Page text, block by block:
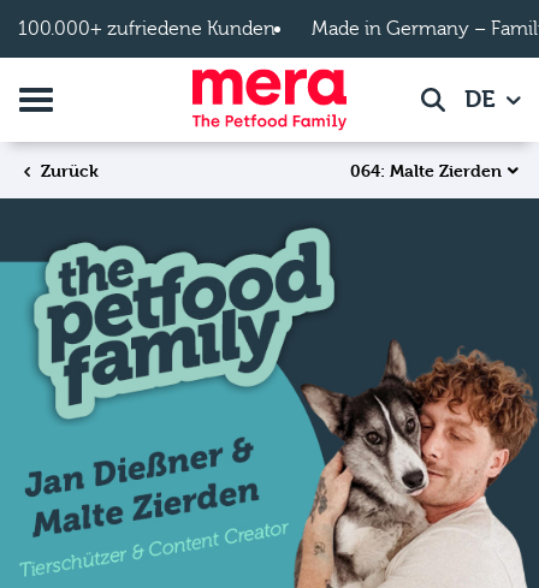
100.000+ zufriedene Kunden Made in Germany –
Navigation umschalten SucheDE
Zurück 064: Malte Zierden